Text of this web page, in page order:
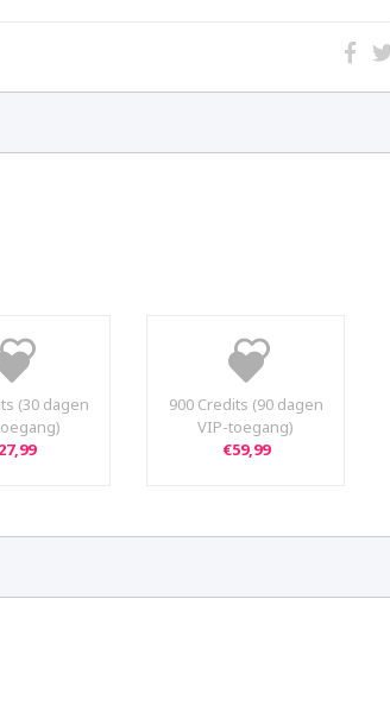
(30 dagen
900 Credits (90 dagen
VIP-toegang)
€59,99